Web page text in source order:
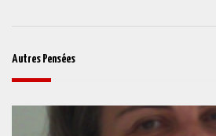
Autres Pensées